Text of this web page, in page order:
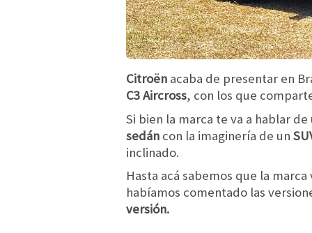
Citroën acaba de presentar en
C3 Aircross, con los que
Si bien la marca te va a hablar de
sedán con la imaginería de un
inclinado.
Hasta acá sabemos que la
habíamos comentado las
versión.